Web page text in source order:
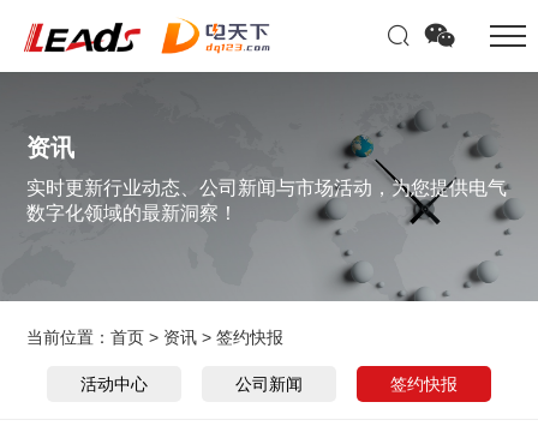
资讯
实时更新行业动态、公司新闻与市场活动，为您提供电气
数字化领域的最新洞察！
当前位置：首页 > 资讯 >签约快报
活动中心 公司新闻 签约快报